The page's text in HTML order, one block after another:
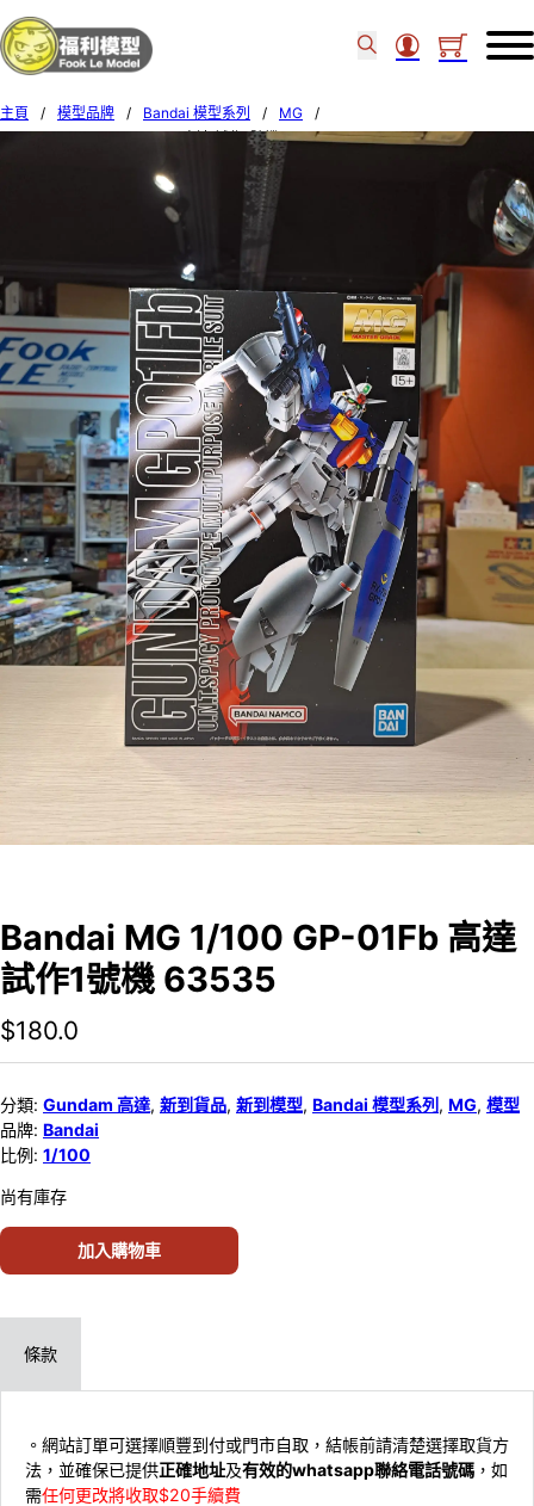
主頁 / 模型品牌 / Bandai 模型系列 / MG
/
Bandai MG 1/100 GP-01Fb 高達 試作1號機 63535
Bandai MG 1/100 GP-01Fb 高達
試作1號機 63535
$180.0
分類: Gundam 高達, 新到貨品, 新到模型, Bandai 模型系列 , MG, 模型
品牌: Bandai
比例: 1/100
尚有庫存
加入購物車
條款
。網站訂單可選擇順豐到付或門市自取，結帳前請清楚選擇取貨方
法，並確保已提供正確地址及有效的whatsapp聯絡電話號碼 ，如
需任何更改將收取$20手續費